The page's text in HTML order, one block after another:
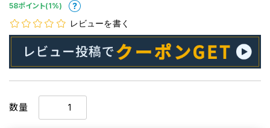
58ポイント(1%)
レビューを書く
数量